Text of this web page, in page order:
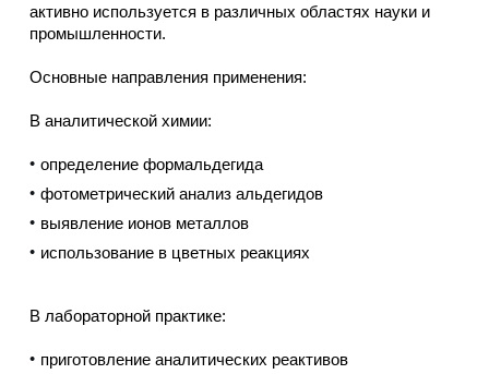
активно используется в различных областях науки и
промышленности.
Основные направления применения:
В аналитической химии:
определение формальдегида
фотометрический анализ альдегидов
выявление ионов металлов
использование в цветных реакциях
В лабораторной практике:
приготовление аналитических реактивов